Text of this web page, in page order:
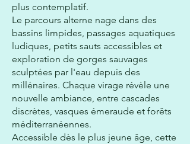
plus contemplatif.
Le parcours alterne nage dans des
bassins limpides, passages aquatiques
ludiques, petits sauts accessibles et
exploration de gorges sauvages
sculptées par l'eau depuis des
millénaires. Chaque virage révèle une
nouvelle ambiance, entre cascades
discrètes, vasques émeraude et forêts
méditerranéennes.
Accessible dès le plus jeune âge, cette